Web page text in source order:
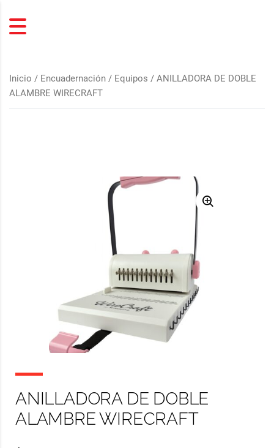
Inicio / Encuadernación / Equipos / ANILLADORA DE DOBLE
ALAMBRE WIRECRAFT
ANILLADORA DE DOBLE
ALAMBRE WIRECRAFT